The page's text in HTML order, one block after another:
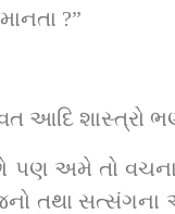
?”
આદિ
છો પણ અમે તો
તથા